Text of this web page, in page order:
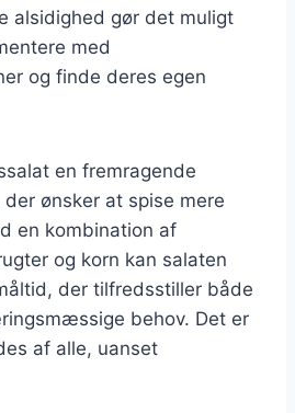
alsidighed gør det muligt
med
og finde deres egen
en fremragende
ønsker at spise mere
en kombination af
og korn kan salaten
der tilfredsstiller både
behov. Det er
af alle, uanset